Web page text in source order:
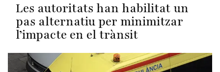
Les autoritats han habilitat un
pas alternatiu per minimitzar
l’impacte en el trànsit